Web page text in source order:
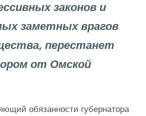
законов и
заметных врагов
перестанет
от Омской
обязанности губернатора